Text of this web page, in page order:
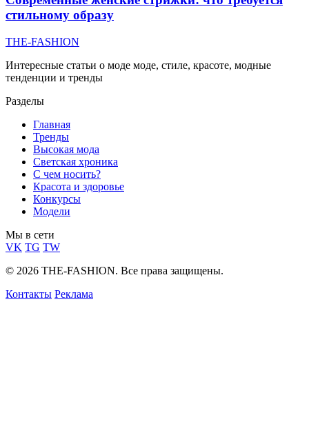
стильному образу
THE-FASHION
Интересные статьи о моде моде, стиле, красоте, модные
тенденции и тренды
Разделы
Главная
Тренды
Высокая мода
Светская хроника
С чем носить?
Красота и здоровье
Конкурсы
Модели
Мы в сети
VK TG TW
© 2026 THE-FASHION. Все права защищены.
Контакты Реклама